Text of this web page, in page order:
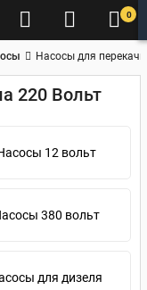
0
Насосы для
220 Вольт
12 вольт
380 вольт
для дизеля